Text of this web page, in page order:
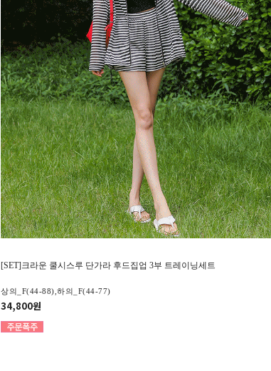
[SET]크라운 쿨시스루 단가라 후드집업 3부 트레이닝세트
상의_F(44-88),하의_F(44-77)
34,800원